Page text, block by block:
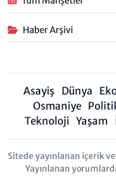
Haber Arşivi
Asayiş Dünya
Osmaniye
Teknoloji Yaşam
Sitede yayınlanan içerik
Yayınlanan